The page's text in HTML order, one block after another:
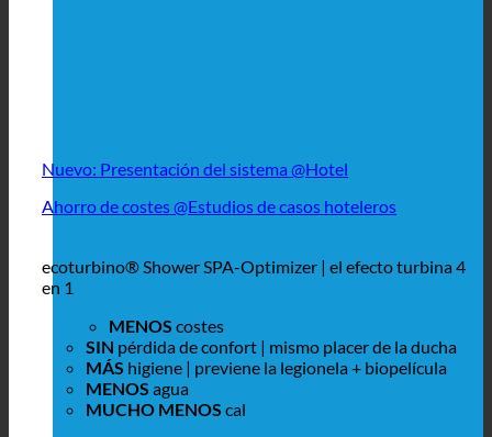
Nuevo: Presentación del sistema @Hotel
Ahorro de costes @Estudios de casos hoteleros
ecoturbino® Shower SPA-Optimizer | el efecto turbina 4
en 1
MENOS costes
SIN pérdida de confort | mismo placer de la ducha
MÁS higiene | previene la legionela + biopelícula
MENOS agua
MUCHO MENOS cal